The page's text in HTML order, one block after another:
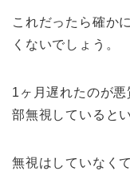
これだったら確か
くないでしょう。
1ヶ月遅れたのが
部無視していると
無視はしていなく